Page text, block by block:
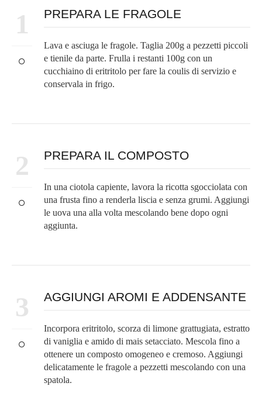
1 PREPARA LE FRAGOLE
Lava e asciuga le fragole. Taglia 200g a pezzetti piccoli
e tienile da parte. Frulla i restanti 100g con un
cucchiaino di eritritolo per fare la coulis di servizio e
conservala in frigo.
2 PREPARA IL COMPOSTO
In una ciotola capiente, lavora la ricotta sgocciolata con
una frusta fino a renderla liscia e senza grumi. Aggiungi
le uova una alla volta mescolando bene dopo ogni
aggiunta.
3 AGGIUNGI AROMI E ADDENSANTE
Incorpora eritritolo, scorza di limone grattugiata, estratto
di vaniglia e amido di mais setacciato. Mescola fino a
ottenere un composto omogeneo e cremoso. Aggiungi
delicatamente le fragole a pezzetti mescolando con una
spatola.